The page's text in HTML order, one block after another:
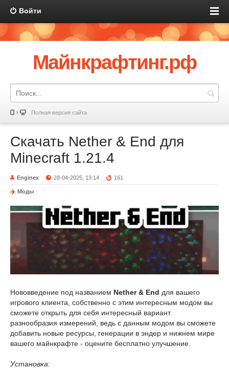
Войти
Майнкрафтинг.рф
Полная версия сайта
Скачать Nether & End для
Minecraft 1.21.4
Enginex 28-04-2025, 13:14 161
Моды
Нововведение под названием Nether & End для вашего
игрового клиента, собственно с этим интересным модом вы
сможете открыть для себя интересный вариант
разнообразия измерений, ведь с данным модом вы сможете
добавить новые ресурсы, генерации в эндер и нижнем мире
вашего майнкрафте - оцените бесплатно улучшение.
Установка: